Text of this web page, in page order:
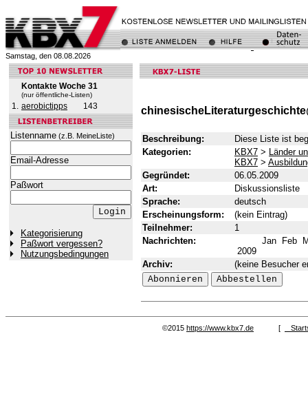
Samstag, den 08.08.2026
Kontakte Woche 31
(nur öffentliche-Listen)
1. aerobictipps 143
Listenname (z.B. MeineListe)
Email-Adresse
Paßwort
Kategorisierung
Paßwort vergessen?
Nutzungsbedingungen
Beschreibung:
Diese Liste ist
Kategorien:
KBX7 > Länder
KBX7 >
Gegründet:
06.05.2009
Art:
Diskussionsliste
Sprache:
deutsch
Erscheinungsform:
(kein Eintrag)
Teilnehmer:
1
Nachrichten:
Jan Feb
2009
Archiv:
(keine Besucher
©2015 https://www.kbx7.de [